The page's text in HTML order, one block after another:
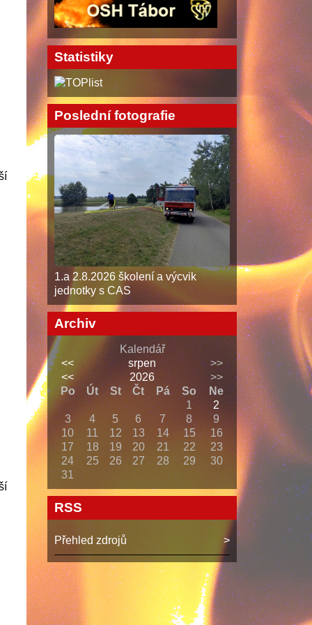
Statistiky
Poslední fotografie
1.a 2.8.2026 školení a výcvik
jednotky s CAS
Archiv
Kalendář
<<
srpen
>>
<<
2026
>>
Po
Út St Čt Pá So
Ne
1
2
3
4 5 6 7 8
9
10
11 12 13 14 15
16
17
18 19 20 21 22
23
24
25 26 27 28 29
30
31
RSS
Přehled zdrojů